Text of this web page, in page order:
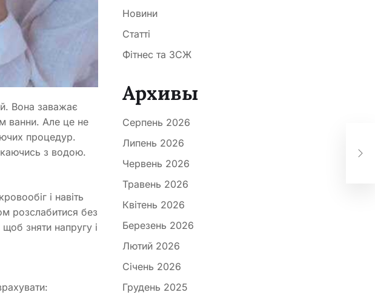
Вона заважає
ванни. Але це не
процедур.
з водою.
і навіть
розслабитися без
зняти напругу і
Новини
Статті
Фітнес та ЗСЖ
Архивы
Серпень 2026
Липень 2026
Червень 2026
Травень 2026
Квітень 2026
Березень 2026
Лютий 2026
Січень 2026
Грудень 2025